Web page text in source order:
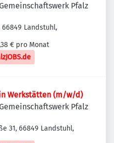
Pfalz
Landstuhl,
€ pro Monat
Werkstätten (m/w/d)
Pfalz
31, 66849 Landstuhl,